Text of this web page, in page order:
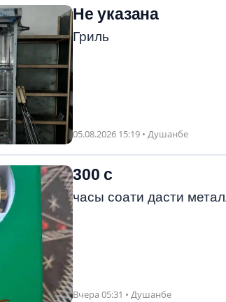
Не указана
Гриль
05.08.2026 15:19 • Душанбе
300 с
часы соати дасти
Вчера 05:31 • Душанбе